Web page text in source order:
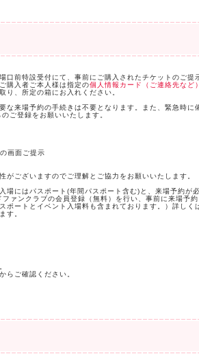
前特設受付にて、事前にご購入されたチケットのご提
購入者ご本人様は指定の個人情報カード（ご連絡先など
り、所定の箱にお入れください。
来場予約の手続きは不要となります。また、緊急時に
ご登録をお願いいたします。
画面ご提示
ございますのでご理解とご協力をお願いいたします。
にはパスポート(年間パスポート含む)と、来場予約が
ァンクラブの会員登録（無料）を行い、事前に来場予
ポートとイベント入場料も含まれております。）詳しく
す。
からご確認ください。